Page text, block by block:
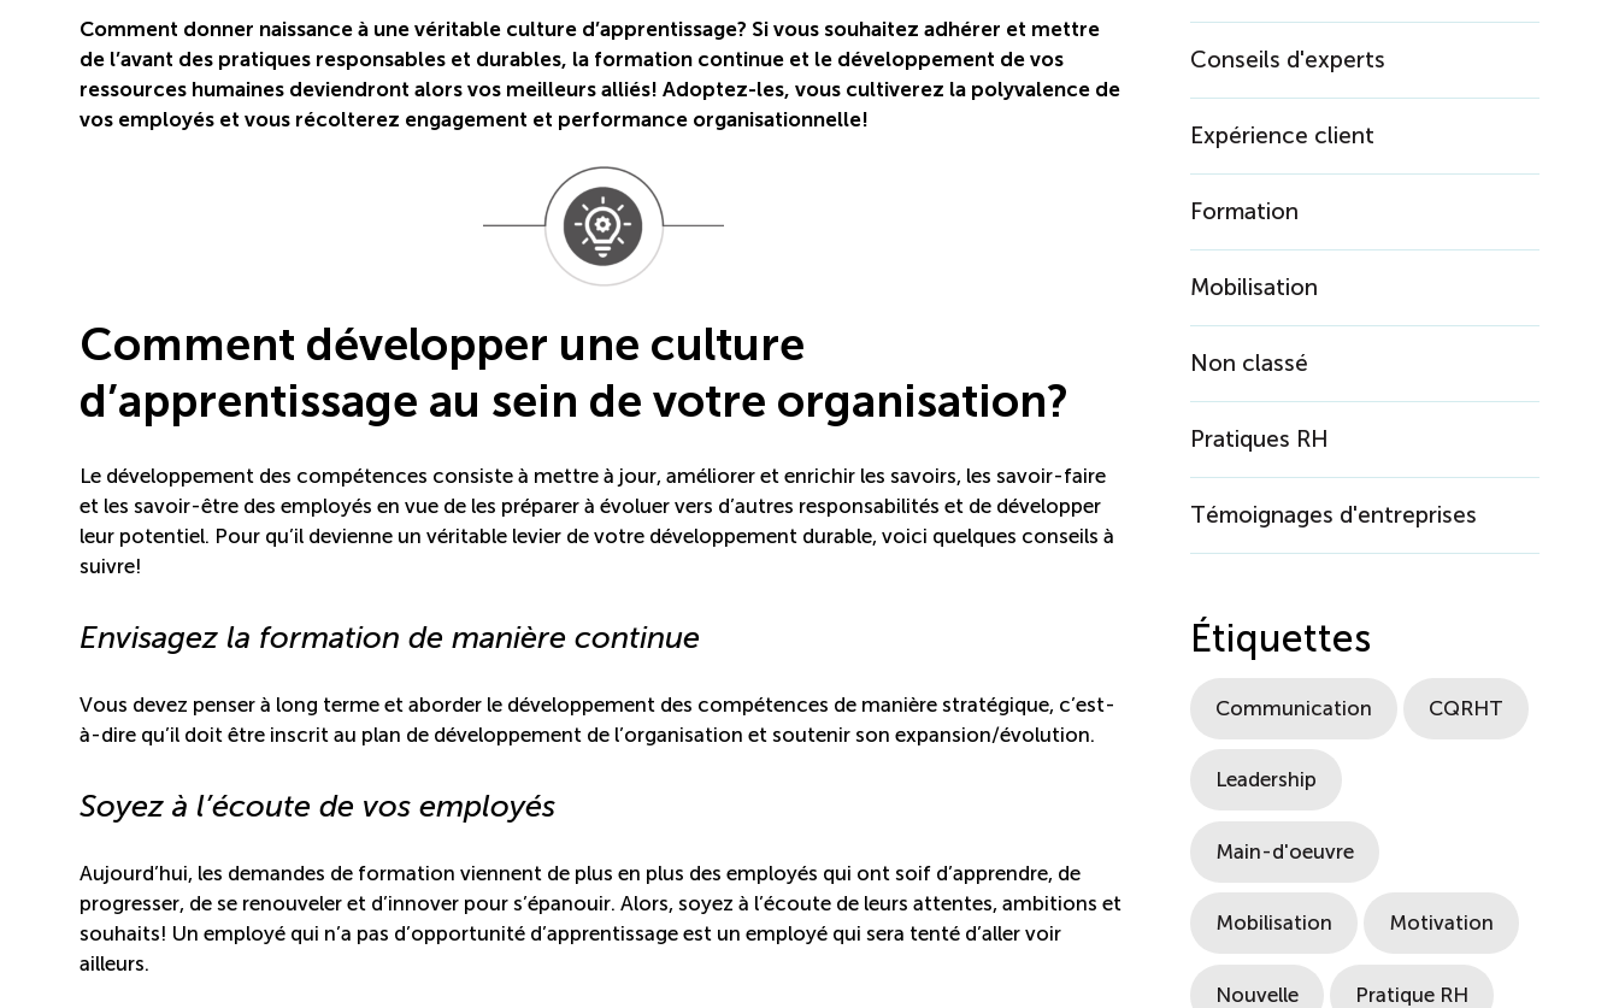
Comment donner naissance à une véritable culture d’apprentissage? Si vous souhaitez adhérer et mettre
de l’avant des pratiques responsables et durables, la formation continue et le développement de vos
ressources humaines deviendront alors vos meilleurs alliés! Adoptez-les, vous cultiverez la polyvalence de
vos employés et vous récolterez engagement et performance organisationnelle!
Comment développer une culture
d’apprentissage au sein de votre organisation?
Le développement des compétences consiste à mettre à jour, améliorer et enrichir les savoirs, les savoir-faire
et les savoir-être des employés en vue de les préparer à évoluer vers d’autres responsabilités et de développer
leur potentiel. Pour qu’il devienne un véritable levier de votre développement durable, voici quelques conseils à
suivre!
Envisagez la formation de manière continue
Vous devez penser à long terme et aborder le développement des compétences de manière stratégique, c’est-
à-dire qu’il doit être inscrit au plan de développement de l’organisation et soutenir son expansion/évolution.
Soyez à l’écoute de vos employés
Aujourd’hui, les demandes de formation viennent de plus en plus des employés qui ont soif d’apprendre, de
progresser, de se renouveler et d’innover pour s’épanouir. Alors, soyez à l’écoute de leurs attentes, ambitions et
souhaits! Un employé qui n’a pas d’opportunité d’apprentissage est un employé qui sera tenté d’aller voir
ailleurs.
Conseils d'experts
Expérience client
Formation
Mobilisation
Non classé
Pratiques RH
Témoignages d'entreprises
Étiquettes
Communication CQRHT
Leadership
Main-d'oeuvre
Mobilisation Motivation
Nouvelle Pratique RH